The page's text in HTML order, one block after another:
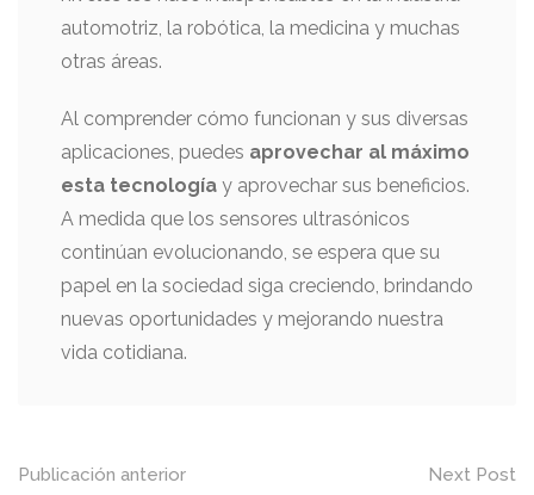
automotriz, la robótica, la medicina y muchas
otras áreas.
Al comprender cómo funcionan y sus diversas
aplicaciones, puedes aprovechar al máximo
esta tecnología y aprovechar sus beneficios.
A medida que los sensores ultrasónicos
continúan evolucionando, se espera que su
papel en la sociedad siga creciendo, brindando
nuevas oportunidades y mejorando nuestra
vida cotidiana.
Mensaje
Publicación anterior Next Post